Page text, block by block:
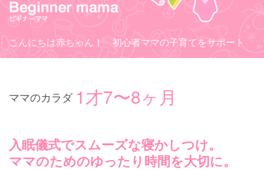
こんにちは赤ちゃん！ 初心者ママの子育てをサポート
ママのカラダ 1才7〜8ヶ月
入眠儀式でスムーズな寝かしつけ。
ママのためのゆったり時間を大切に。